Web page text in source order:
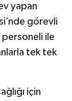
yapan
görevli
ile
tek tek
için